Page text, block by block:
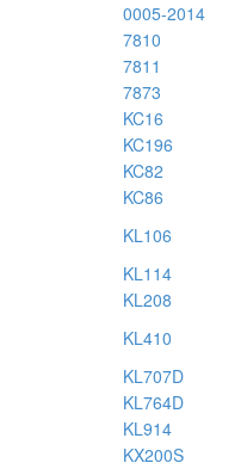
0005-2014
7810
7811
7873
KC16
KC196
KC82
KC86
KL106
KL114
KL208
KL410
KL707D
KL764D
KL914
KX200S